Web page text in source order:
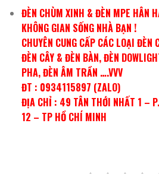
ĐÈN CHÙM XINH & ĐÈN MPE HÂN
KHÔNG GIAN SỐNG NHÀ BẠN !
CHUYÊN CUNG CẤP CÁC LOẠI
ĐÈN CÂY & ĐÈN BÀN, ĐÈN
PHA, ĐÈN ÂM TRẦN ….VVV
ĐT : 0934115897 (ZALO)
ĐỊA CHỈ : 49 TÂN THỚI NHẤT 1 –
12 – TP HỒ CHÍ MINH